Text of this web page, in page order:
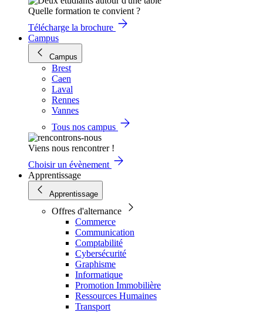
Quelle formation te convient ?
Télécharge la brochure
Campus
Campus
Brest
Caen
Laval
Rennes
Vannes
Tous nos campus
Viens nous rencontrer !
Choisir un évènement
Apprentissage
Apprentissage
Offres d'alternance
Commerce
Communication
Comptabilité
Cybersécurité
Graphisme
Informatique
Promotion Immobilière
Ressources Humaines
Transport